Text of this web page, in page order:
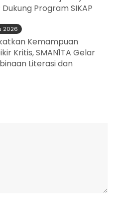
Dukung Program SIKAP
2026
Kemampuan
Kritis, SMAN1TA Gelar
Literasi dan